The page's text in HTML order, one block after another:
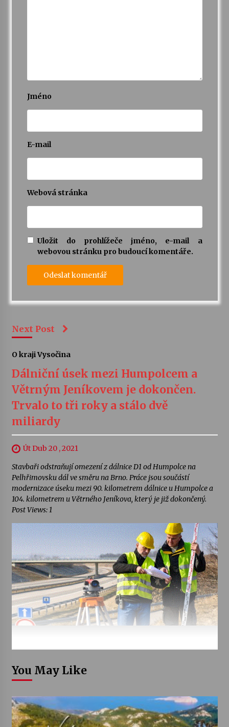
Jméno
E-mail
Webová stránka
Uložit do prohlížeče jméno, e-mail a
webovou stránku pro budoucí komentáře.
Next Post
O kraji Vysočina
Dálniční úsek mezi Humpolcem a
Větrným Jeníkovem je dokončen.
Trvalo to tři roky a stálo dvě
miliardy
Út Dub 20 , 2021
Stavbaři odstraňují omezení z dálnice D1 od Humpolce na
Pelhřimovsku dál ve směru na Brno. Práce jsou součástí
modernizace úseku mezi 90. kilometrem dálnice u Humpolce a
104. kilometrem u Větrného Jeníkova, který je již dokončený.
Post Views: 1
You May Like